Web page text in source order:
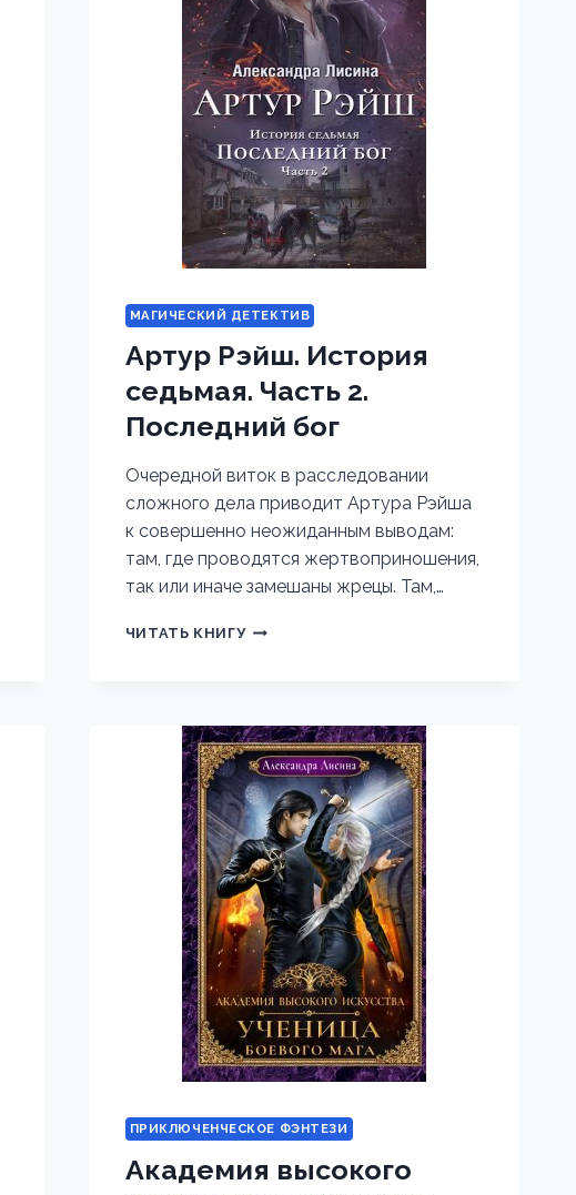
МАГИЧЕСКИЙ ДЕТЕКТИВ
Артур Рэйш. История
седьмая. Часть 2.
Последний бог
Очередной виток в расследовании
сложного дела приводит Артура Рэйша
к совершенно неожиданным выводам:
там, где проводятся жертвоприношения,
так или иначе замешаны жрецы. Там,…
ЧИТАТЬ КНИГУАРТУР
2.
ПОСЛЕДНИЙ
БОГ
ПРИКЛЮЧЕНЧЕСКОЕ ФЭНТЕЗИ
Академия высокого